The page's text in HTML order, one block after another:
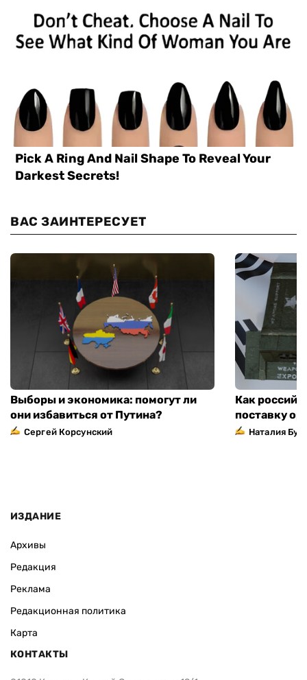
ВАС ЗАИНТЕРЕСУЕТ
Выборы и экономика: помогут ли
они избавиться от Путина?
Сергей Корсунский
Как
поставку
Наталия
ИЗДАНИЕ
Архивы
Редакция
Реклама
Редакционная политика
Карта
КОНТАКТЫ